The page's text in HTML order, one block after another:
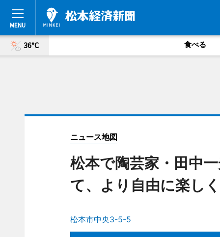
36°C 食べる
ニュース地図
松本で陶芸家・田中
て、より自由に楽し
松本市中央3-5-5